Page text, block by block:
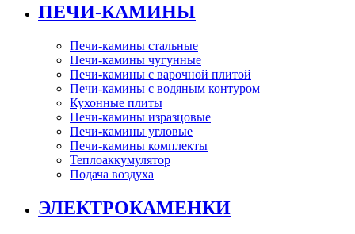
ПЕЧИ-КАМИНЫ
Печи-камины стальные
Печи-камины чугунные
Печи-камины с варочной плитой
Печи-камины с водяным контуром
Кухонные плиты
Печи-камины изразцовые
Печи-камины угловые
Печи-камины комплекты
Теплоаккумулятор
Подача воздуха
ЭЛЕКТРОКАМЕНКИ